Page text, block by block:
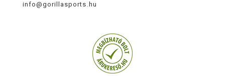
info@gorillasports.hu